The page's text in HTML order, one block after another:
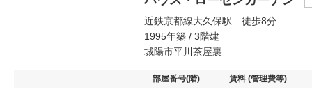
近鉄京都線大久保駅 徒歩8分
1995年築 / 3階建
城陽市平川茶屋裏
部屋番号(階) 賃料 (管理費等)